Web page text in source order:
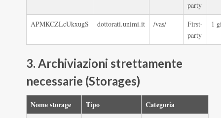
party
APMKCZLcUkxugS dottorati.unimi.it /vas/
First-
party
1
3. Archiviazioni strettamente
necessarie (Storages)
Nome storage Tipo Categoria